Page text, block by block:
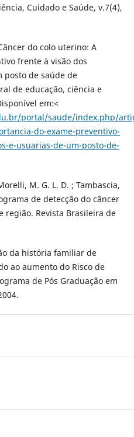
Cuidado e Saúde, v.7(4),
do colo uterino: A
frente à visão dos
posto de saúde de
de educação, ciência e
em:<
portal/saude/index.php/
do-exame-preventivo-
e-usuarias-de-um-posto-de-
M. G. L. D. ; Tambascia,
de detecção do câncer
região. Revista Brasileira de
da história familiar de
ao aumento do Risco de
de Pós Graduação em